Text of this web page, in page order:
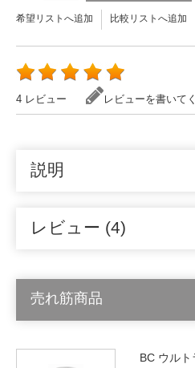
希望リストへ追加 比較リストへ追加
4 レビュー レビューを書いて
説明
レビュー (4)
売れ筋商品
BC ウル